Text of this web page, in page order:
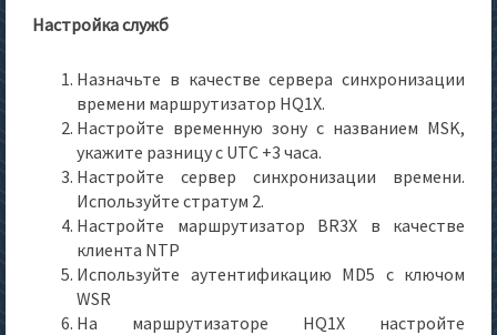
Настройка служб
Назначьте в качестве сервера синхронизации
времени маршрутизатор HQ1X.
Настройте временную зону с названием MSK,
укажите разницу с UTC +3 часа.
Настройте сервер синхронизации времени.
Используйте стратум 2.
Настройте маршрутизатор BR3X в качестве
клиента NTP
Используйте аутентификацию MD5 с ключом
WSR
На маршрутизаторе HQ1X настройте